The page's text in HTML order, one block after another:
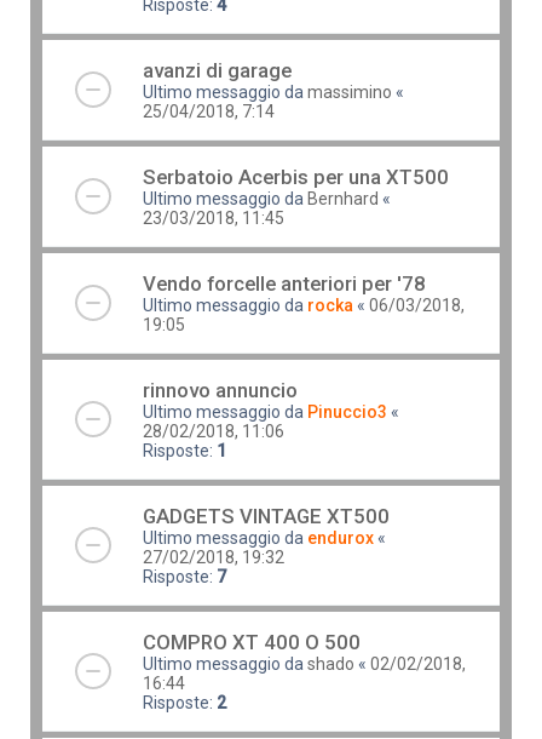
Risposte: 4
avanzi di garage
Ultimo messaggio da massimino «
25/04/2018, 7:14
Serbatoio Acerbis per una XT500
Ultimo messaggio da Bernhard «
23/03/2018, 11:45
Vendo forcelle anteriori per '78
Ultimo messaggio da rocka « 06/03/2018,
19:05
rinnovo annuncio
Ultimo messaggio da Pinuccio3 «
28/02/2018, 11:06
Risposte: 1
GADGETS VINTAGE XT500
Ultimo messaggio da endurox «
27/02/2018, 19:32
Risposte: 7
COMPRO XT 400 O 500
Ultimo messaggio da shado « 02/02/2018,
16:44
Risposte: 2